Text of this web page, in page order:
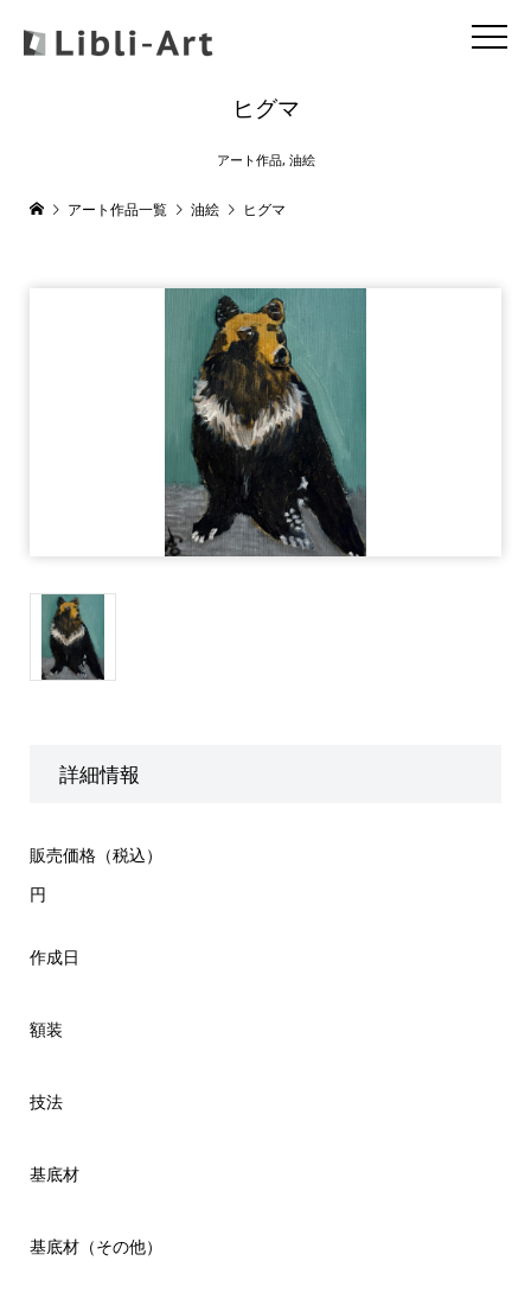
ヒグマ
アート作品, 油絵
アート作品一覧 油絵 ヒグマ
詳細情報
販売価格（税込）
円
作成日
額装
技法
基底材
基底材（その他）